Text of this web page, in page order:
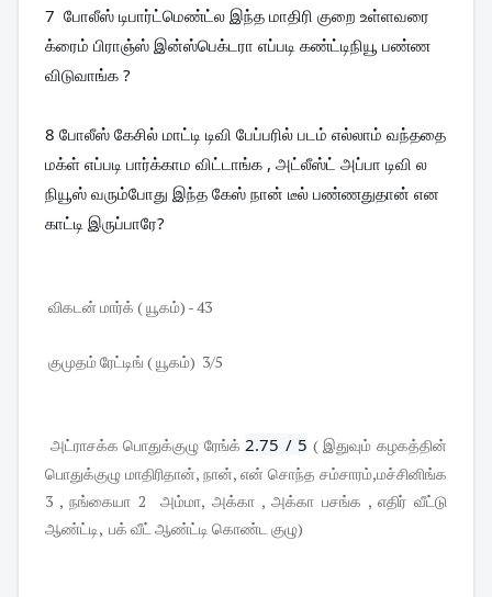
7  போலீஸ் டிபார்ட்மெண்ட்ல இந்த மாதிரி குறை உள்ளவரை
க்ரைம் பிராஞ்ஸ் இன்ஸ்பெக்டரா எப்படி கண்ட்டிநியூ பண்ண
விடுவாங்க ?
8 போலீஸ் கேசில் மாட்டி டிவி பேப்பரில் படம் எல்லாம் வந்ததை
மக்ள் எப்படி பார்க்காம விட்டாங்க , அட்லீஸ்ட் அப்பா டிவி ல
நியூஸ் வரும்போது இந்த கேஸ் நான் டீல் பண்ணதுதான் என
காட்டி இருப்பாரே?
விகடன் மார்க் ( யூகம்) - 43
குமுதம் ரேட்டிங் ( யூகம்) 3/5
அட்ராசக்க பொதுக்குழு ரேங்க் 2.75 / 5 ( இதுவும் கழகத்தின்
பொதுக்குழு மாதிரிதான், நான், என் சொந்த சம்சாரம்,மச்சினிங்க
3 , நங்கையா 2 அம்மா, அக்கா , அக்கா பசங்க , எதிர் வீட்டு
ஆண்ட்டி, பக் வீட் ஆண்ட்டி கொண்ட குழு)